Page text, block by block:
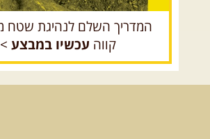
המדריך השלם לנהיגת שטח
קווה עכשיו במבצע